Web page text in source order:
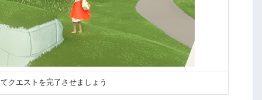
クエストを完了させましょう